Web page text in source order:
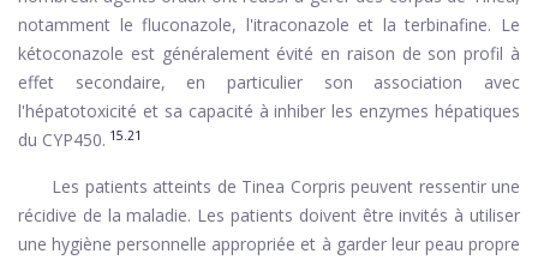
notamment le fluconazole, l'itraconazole et la terbinafine. Le
kétoconazole est généralement évité en raison de son profil à
effet secondaire, en particulier son association avec
l'hépatotoxicité et sa capacité à inhiber les enzymes hépatiques
du CYP450. 15.21
Les patients atteints de Tinea Corpris peuvent ressentir une
récidive de la maladie. Les patients doivent être invités à utiliser
une hygiène personnelle appropriée et à garder leur peau propre